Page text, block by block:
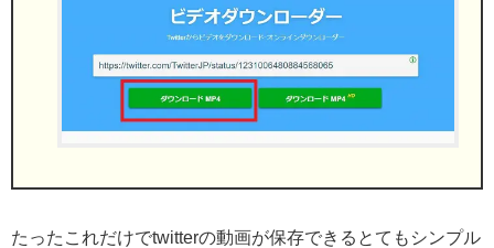
たったこれだけでtwitterの動画が保存できるとてもシンプル